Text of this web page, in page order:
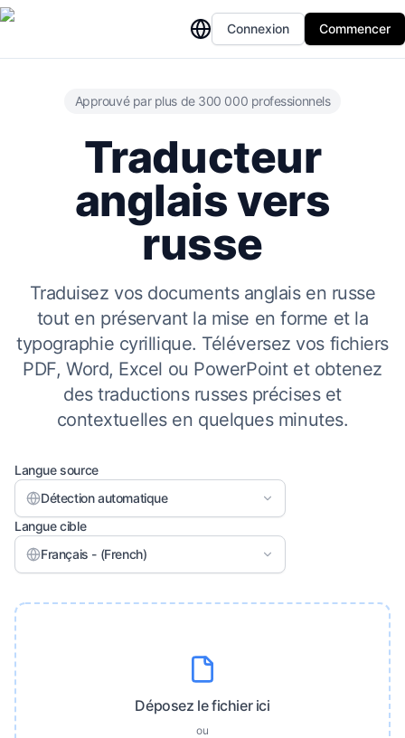
Connexion Commencer
Approuvé par plus de 300 000 professionnels
Traducteur
anglais vers
russe
Traduisez vos documents anglais en russe
tout en préservant la mise en forme et la
typographie cyrillique. Téléversez vos fichiers
PDF, Word, Excel ou PowerPoint et obtenez
des traductions russes précises et
contextuelles en quelques minutes.
Langue source
Détection automatique
Langue cible
Français - (French)
Déposez le fichier ici
ou